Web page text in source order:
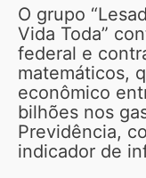
O grupo
Vida Toda”
federal e
matemáticos,
econômico
bilhões nos
Previdência,
indicador de